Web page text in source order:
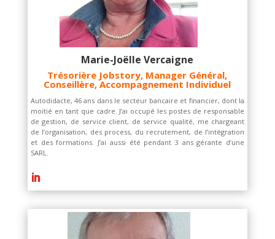
Marie-Joëlle Vercaigne
Trésorière Jobstory, Manager Général,
Conseillère, Accompagnement Individuel
Autodidacte, 46 ans dans le secteur bancaire et financier, dont la
moitié en tant que cadre. J’ai occupé les postes de responsable
de gestion, de service client, de service qualité, me chargeant
de l’organisation, des process, du recrutement, de l’intégration
et des formations. J’ai aussi été pendant 3 ans gérante d’une
SARL.